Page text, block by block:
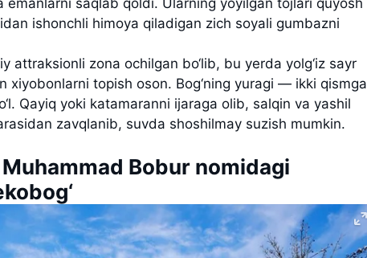
saqlab qoldi. Ularning yoyilgan tojlari quyosh
ishonchli himoya qiladigan zich soyali gumbazni
attraksionli zona ochilgan bo‘lib, bu yerda yolg‘iz sayr
xiyobonlarni topish oson. Bog‘ning yuragi — ikki qismga
Qayiq yoki katamaranni ijaraga olib, salqin va yashil
zavqlanib, suvda shoshilmay suzish mumkin.
Bobur nomidagi